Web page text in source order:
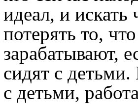
идеал, и
потерять то,
зарабатывают,
сидят с
с детьми,